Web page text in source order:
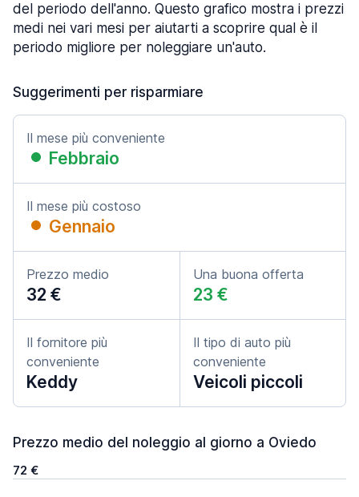
del periodo dell'anno. Questo grafico mostra i prezzi
medi nei vari mesi per aiutarti a scoprire qual è il
periodo migliore per noleggiare un'auto.
Suggerimenti per risparmiare
Il mese più conveniente
Febbraio
Il mese più costoso
Gennaio
Prezzo medio
32 €
Una buona offerta
23 €
Il fornitore più
conveniente
Keddy
Il tipo di auto più
conveniente
Veicoli piccoli
Prezzo medio del noleggio al giorno a Oviedo
72 €